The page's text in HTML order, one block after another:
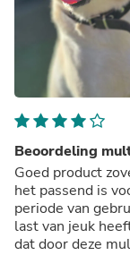
Beoordeling
Goed product
het passend is
periode van
last van jeuk
dat door deze